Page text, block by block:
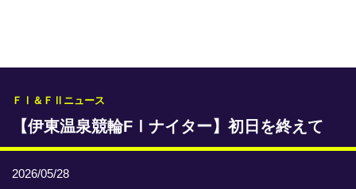
レース情報
本日のおすすめレース
ＦⅠ＆ＦⅡニュース
【伊東温泉競輪FⅠナイター】初日を終えて
2026/05/28